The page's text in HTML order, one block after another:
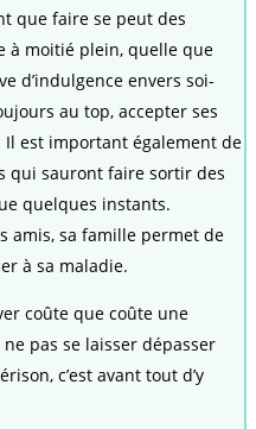
que faire se peut des
à moitié plein, quelle que
d’indulgence envers soi-
au top, accepter ses
Il est important également de
qui sauront faire sortir des
quelques instants.
amis, sa famille permet de
à sa maladie.
coûte que coûte une
pas se laisser dépasser
c’est avant tout d’y